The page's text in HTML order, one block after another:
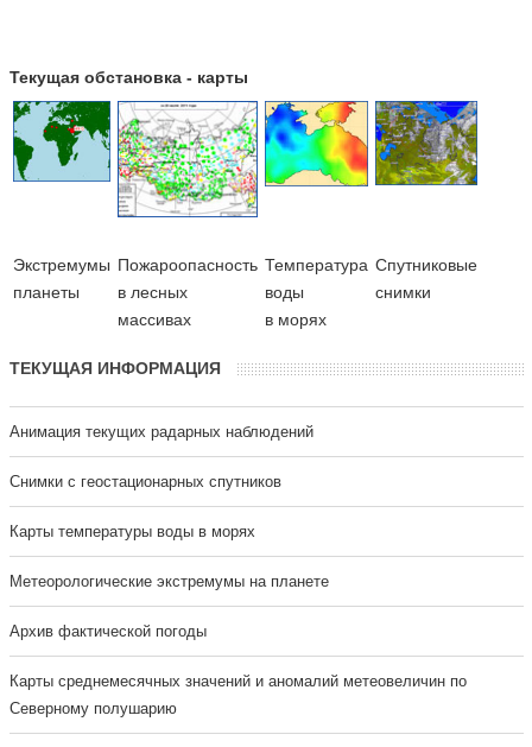
Текущая обстановка - карты
Экстремумы
планеты
Пожароопасность
в лесных
массивах
Температура
воды
в морях
Cпутниковые
снимки
ТЕКУЩАЯ ИНФОРМАЦИЯ
Анимация текущих радарных наблюдений
Cнимки с геостационарных спутников
Карты температуры воды в морях
Метеорологические экстремумы на планете
Архив фактической погоды
Карты среднемесячных значений и аномалий метеовеличин по
Северному полушарию